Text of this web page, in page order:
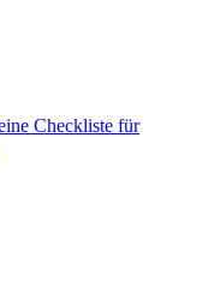
Checkliste für